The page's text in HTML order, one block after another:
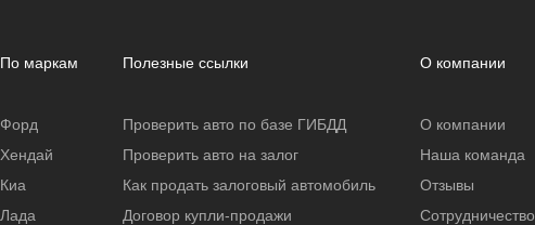
По маркам
Форд
Хендай
Киа
Лада
Полезные ссылки
Проверить авто по базе ГИБДД
Проверить авто на залог
Как продать залоговый автомобиль
Договор купли-продажи
О компании
О компании
Наша команда
Отзывы
Сотрудничество